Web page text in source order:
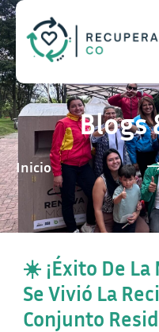
Blogs
Inicio
☀️ ¡Éxito De La
Se Vivió La
Conjunto